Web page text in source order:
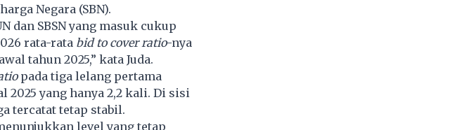
Negara (SBN).
dan SBSN yang masuk cukup
rata-rata bid to cover ratio-nya
tahun 2025,” kata Juda.
pada tiga lelang pertama
yang hanya 2,2 kali. Di sisi
tercatat tetap stabil.
level yang tetap